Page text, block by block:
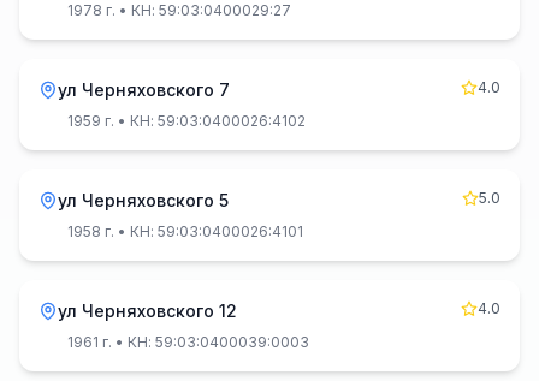
1978 г. • КН: 59:03:0400029:27
ул Черняховского 7
4.0
1959 г. • КН: 59:03:0400026:4102
ул Черняховского 5
5.0
1958 г. • КН: 59:03:0400026:4101
ул Черняховского 12
4.0
1961 г. • КН: 59:03:0400039:0003